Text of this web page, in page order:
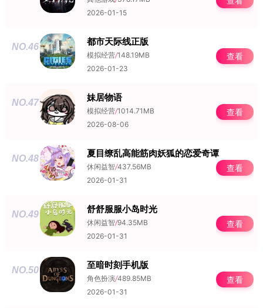
2026-01-15
NO.46 都市天际线正版
模拟经营/148.19MB
2026-01-23
查看
NO.47 妹居物语
模拟经营/1014.71MB
2026-08-06
查看
NO.48 夏目缭乱高能筋肉妖狐的恋爱奇谭
休闲益智/437.56MB
2026-01-31
查看
NO.49 舒舒服服小岛时光
休闲益智/94.35MB
2026-01-31
查看
NO.50 至暗时刻手机版
角色扮演/489.85MB
2026-01-31
查看